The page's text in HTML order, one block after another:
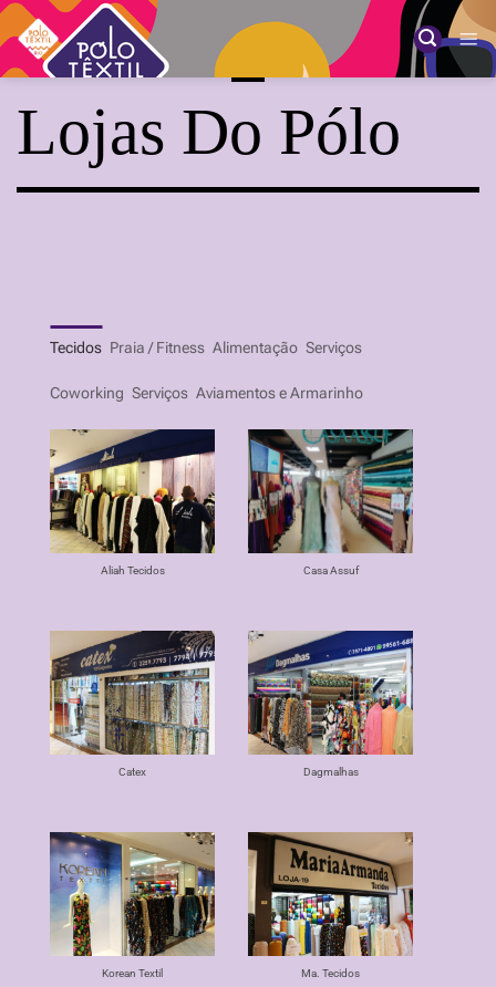
Skip
content
Lojas Do Pólo
Tecidos Praia / Fitness Alimentação Serviços
Coworking Serviços Aviamentos e Armarinho
Aliah Tecidos Casa Assuf
Catex Dagmalhas
Korean Textil Ma. Tecidos